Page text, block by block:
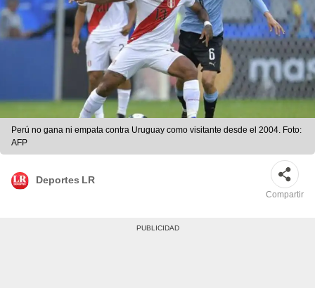
Perú no gana ni empata contra Uruguay como visitante desde el 2004. Foto:
AFP
Deportes LR
Compartir